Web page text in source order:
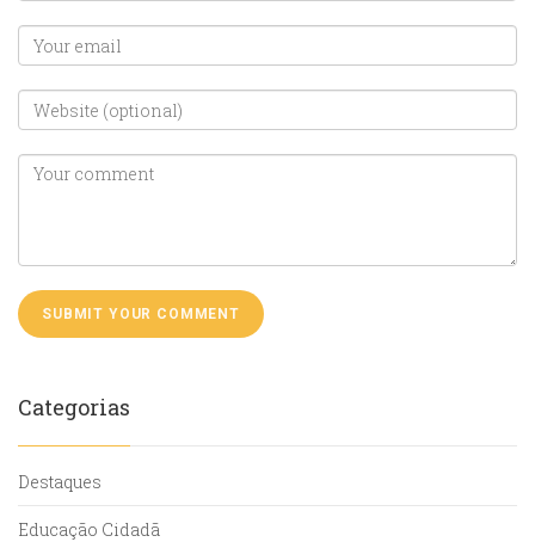
Categorias
Destaques
Educação Cidadã